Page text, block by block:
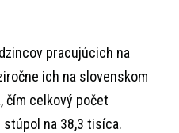
pracujúcich na
ich na slovenskom
čím celkový počet
na 38,3 tisíca.